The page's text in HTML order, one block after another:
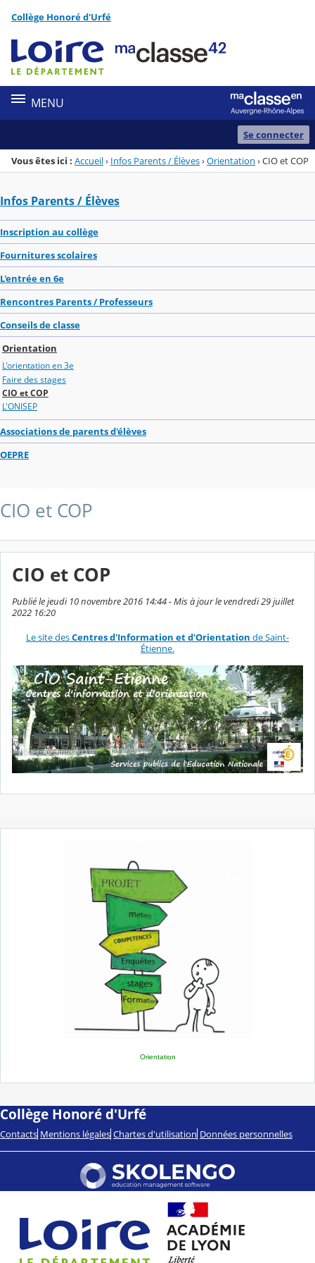
Menu de la rubrique
Contenu
Collège Honoré d'Urfé
MENU
Se connecter
Vous êtes ici : Accueil› Infos Parents / Élèves›Orientation ›CIO et COP
Infos Parents / Élèves
Inscription au collège
Fournitures scolaires
L'entrée en 6e
Rencontres Parents / Professeurs
Conseils de classe
Orientation
L'orientation en 3e
Faire des stages
CIO et COP
L'ONISEP
Associations de parents d'élèves
OEPRE
CIO et COP
CIO et COP
Publié le jeudi 10 novembre 2016 14:44 - Mis à jour le vendredi 29 juillet
2022 16:20
Le site desCentres d'Information et d'Orientation de Saint-
Étienne.
Orientation
Collège Honoré d'Urfé
Contacts Mentions légales Chartes d'utilisation Données personnelles